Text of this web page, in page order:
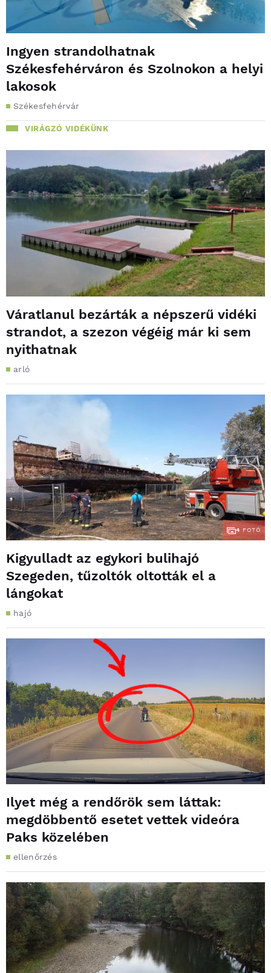
Ingyen strandolhatnak
Székesfehérváron és Szolnokon a helyi
lakosok
Székesfehérvár
VIRÁGZÓ VIDÉKÜNK
Váratlanul bezárták a népszerű vidéki
strandot, a szezon végéig már ki sem
nyithatnak
arló
4 FOTÓ
Kigyulladt az egykori bulihajó
Szegeden, tűzoltók oltották el a
lángokat
hajó
Ilyet még a rendőrök sem láttak:
megdöbbentő esetet vettek videóra
Paks közelében
ellenőrzés